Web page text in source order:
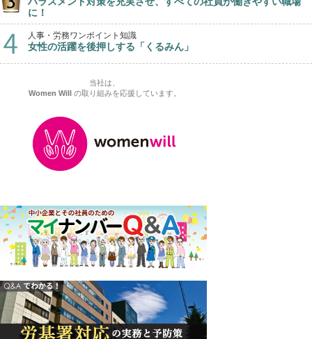
に！
人事・労務ワンポイント知識
女性の活躍を後押しする「くるみん」
当社は、
Women Willの取り組みを応援しています。